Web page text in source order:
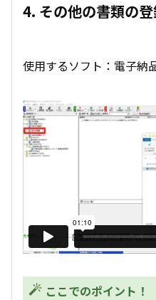
4. その他の書類の
使用するソフト：電子納
ここでのポイント！